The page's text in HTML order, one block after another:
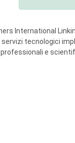
International
tecnologici
e